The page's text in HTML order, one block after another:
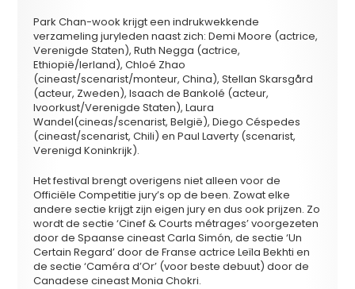
Park Chan-wook krijgt een indrukwekkende
verzameling juryleden naast zich: Demi Moore (actrice,
Verenigde Staten), Ruth Negga (actrice,
Ethiopië/Ierland), Chloé Zhao
(cineast/scenarist/monteur, China), Stellan Skarsgård
(acteur, Zweden), Isaach de Bankolé (acteur,
Ivoorkust/Verenigde Staten), Laura
Wandel(cineas/scenarist, België), Diego Céspedes
(cineast/scenarist, Chili) en Paul Laverty (scenarist,
Verenigd Koninkrijk).
Het festival brengt overigens niet alleen voor de
Officiële Competitie jury’s op de been. Zowat elke
andere sectie krijgt zijn eigen jury en dus ook prijzen. Zo
wordt de sectie ‘Cinef & Courts métrages’ voorgezeten
door de Spaanse cineast Carla Simón, de sectie ‘Un
Certain Regard’ door de Franse actrice Leïla Bekhti en
de sectie ‘Caméra d’Or’ (voor beste debuut) door de
Canadese cineast Monia Chokri.